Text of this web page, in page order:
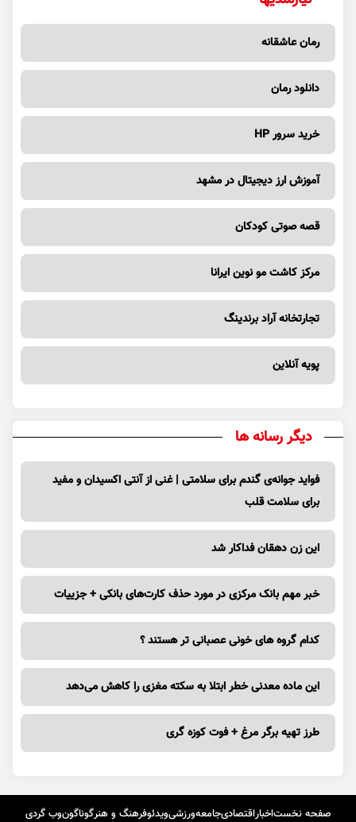
رمان عاشقانه
دانلود رمان
خرید سرور HP
آموزش ارز دیجیتال در مشهد
قصه صوتی کودکان
مرکز کاشت مو نوین ایرانا
تجارتخانه آراد برندینگ
پویه آنلاین
دیگر رسانه ها
فواید جوانه‌ی گندم برای سلامتی | غنی از آنتی اکسیدان و مفید
برای سلامت قلب
این زن دهقان فداکار شد
خبر مهم بانک مرکزی در مورد حذف کارت‌های بانکی + جزییات
کدام گروه های خونی عصبانی تر هستند ؟
این ماده معدنی خطر ابتلا به سکته مغزی را کاهش می‌دهد
طرز تهیه برگر مرغ + فوت کوزه گری
صفحه نخستاخباراقتصادیجامعهورزشیویدئوفرهنگ و هنرگوناگونوب گردی